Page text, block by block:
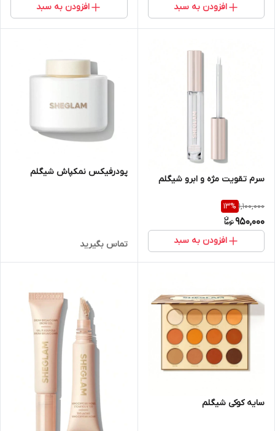
افزودن به سبد افزودن به سبد
سرم تقویت مژه و ابرو شیگلم
1,100,000
13%
950,000
افزودن به سبد
پودرفیکس نمکپاش شیگلم
تماس بگیرید
سایه کوکی شیگلم